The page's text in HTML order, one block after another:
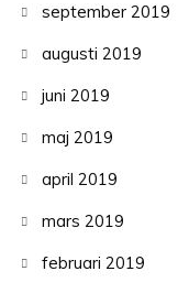
september 2019
augusti 2019
juni 2019
maj 2019
april 2019
mars 2019
februari 2019